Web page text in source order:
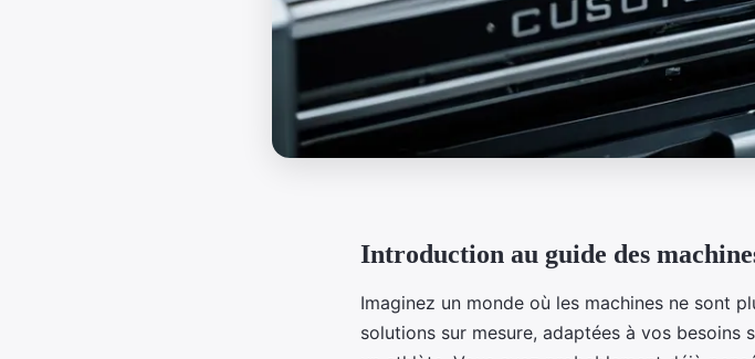
Introduction au guide des
Imaginez un monde où les machines ne sont
solutions sur mesure, adaptées à vos